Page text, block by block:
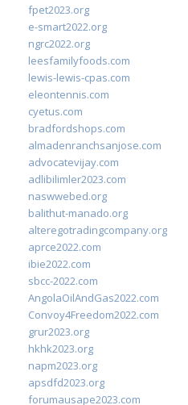
fpet2023.org
e-smart2022.org
ngrc2022.org
leesfamilyfoods.com
lewis-lewis-cpas.com
eleontennis.com
cyetus.com
bradfordshops.com
almadenranchsanjose.com
advocatevijay.com
adlibilimler2023.com
naswwebed.org
balithut-manado.org
alteregotradingcompany.org
aprce2022.com
ibie2022.com
sbcc-2022.com
AngolaOilAndGas2022.com
Convoy4Freedom2022.com
grur2023.org
hkhk2023.org
napm2023.org
apsdfd2023.org
forumausape2023.com